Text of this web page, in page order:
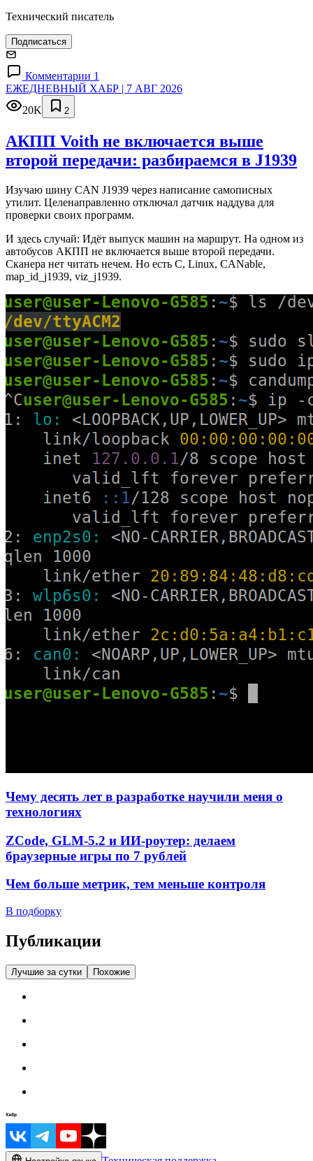
Технический писатель
Подписаться
Комментарии 1
ЕЖЕДНЕВНЫЙ ХАБР | 7 АВГ 2026
20K
2
АКПП Voith не включается выше
второй передачи: разбираемся в J1939
Изучаю шину CAN J1939 через написание самописных
утилит. Целенаправленно отключал датчик наддува для
проверки своих программ.
И здесь случай: Идёт выпуск машин на маршрут. На одном из
автобусов АКПП не включается выше второй передачи.
Сканера нет читать нечем. Но есть C, Linux, CANable,
map_id_j1939, viz_j1939.
Чему десять лет в разработке научили меня о
технологиях
ZCode, GLM-5.2 и ИИ-роутер: делаем
браузерные игры по 7 рублей
Чем больше метрик, тем меньше контроля
В подборку
Публикации
Лучшие за сутки Похожие